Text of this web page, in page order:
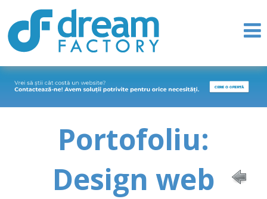
Portofoliu:
Design web